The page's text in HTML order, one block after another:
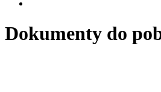
Dokumenty do